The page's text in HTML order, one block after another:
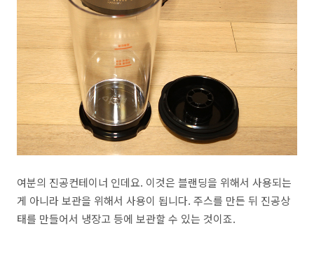
여분의 진공컨테이너 인데요. 이것은 블랜딩을 위해서 사용되는
게 아니라 보관을 위해서 사용이 됩니다. 주스를 만든 뒤 진공상
태를 만들어서 냉장고 등에 보관할 수 있는 것이죠.